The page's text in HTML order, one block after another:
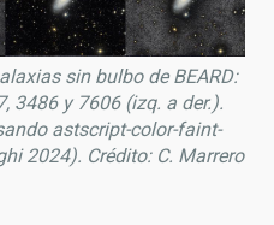
sin bulbo de BEARD:
3486 y 7606 (izq. a der.).
astscript-color-faint-
2024). Crédito: C. Marrero